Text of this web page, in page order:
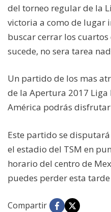
del torneo regular de la
victoria a como de lugar
buscar cerrar los cuartos
sucede, no sera tarea
Un partido de los mas
de la Apertura 2017 Liga
América podrás
Este partido se
el estadio del TSM en
horario del centro de
puedes perder esta
Compartir